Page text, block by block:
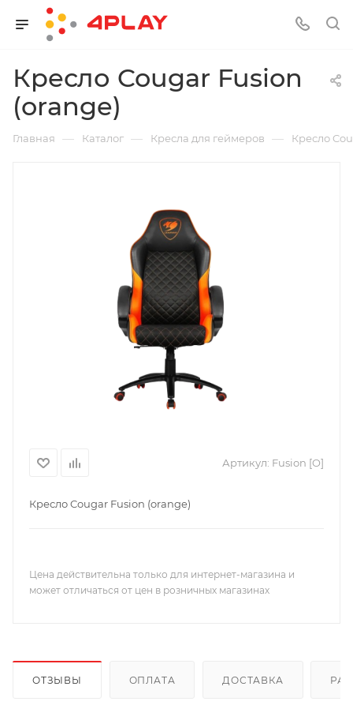
Кресло Cougar Fusion
(orange)
Главная — Каталог — Кресла для геймеров — Кресло
Артикул: Fusion [O]
Кресло Cougar Fusion (orange)
Цена действительна только для интернет-магазина и
может отличаться от цен в розничных магазинах
ОТЗЫВЫ ОПЛАТА ДОСТАВКА